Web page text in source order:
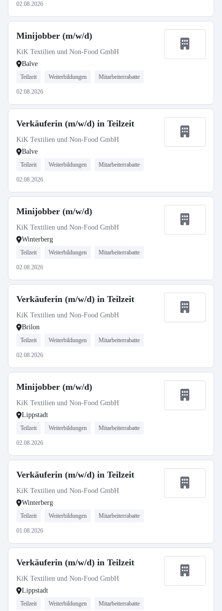
02.08.2026
Minijobber (m/w/d)
KiK Textilien und Non-Food GmbH
Balve
Teilzeit Weiterbildungen Mitarbeiterrabatte
02.08.2026
Verkäuferin (m/w/d) in Teilzeit
KiK Textilien und Non-Food GmbH
Balve
Teilzeit Weiterbildungen Mitarbeiterrabatte
02.08.2026
Minijobber (m/w/d)
KiK Textilien und Non-Food GmbH
Winterberg
Teilzeit Weiterbildungen Mitarbeiterrabatte
02.08.2026
Verkäuferin (m/w/d) in Teilzeit
KiK Textilien und Non-Food GmbH
Brilon
Teilzeit Weiterbildungen Mitarbeiterrabatte
02.08.2026
Minijobber (m/w/d)
KiK Textilien und Non-Food GmbH
Lippstadt
Teilzeit Weiterbildungen Mitarbeiterrabatte
02.08.2026
Verkäuferin (m/w/d) in Teilzeit
KiK Textilien und Non-Food GmbH
Winterberg
Teilzeit Weiterbildungen Mitarbeiterrabatte
01.08.2026
Verkäuferin (m/w/d) in Teilzeit
KiK Textilien und Non-Food GmbH
Lippstadt
Teilzeit Weiterbildungen Mitarbeiterrabatte